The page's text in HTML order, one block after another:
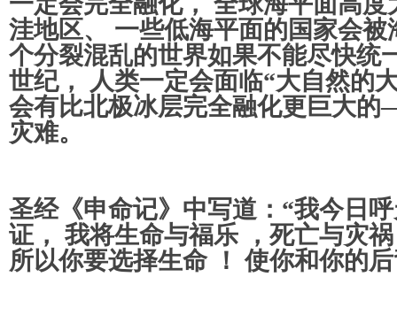
洼地区、 一些低海平面的国家会被
个分裂混乱的世界如果不能尽快统
世纪， 人类一定会面临“大自然的
会有比北极冰层完全融化更巨大
灾难。
圣经《申命记》中写道：“我今日
证， 我将生命与福乐 ，死亡与灾
所以你要选择生命 ！ 使你和你的